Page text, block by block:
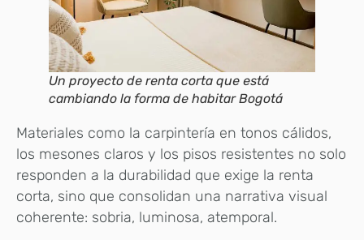
Un proyecto de renta corta que está
cambiando la forma de habitar Bogotá
Materiales como la carpintería en tonos cálidos,
los mesones claros y los pisos resistentes no solo
responden a la durabilidad que exige la renta
corta, sino que consolidan una narrativa visual
coherente: sobria, luminosa, atemporal.